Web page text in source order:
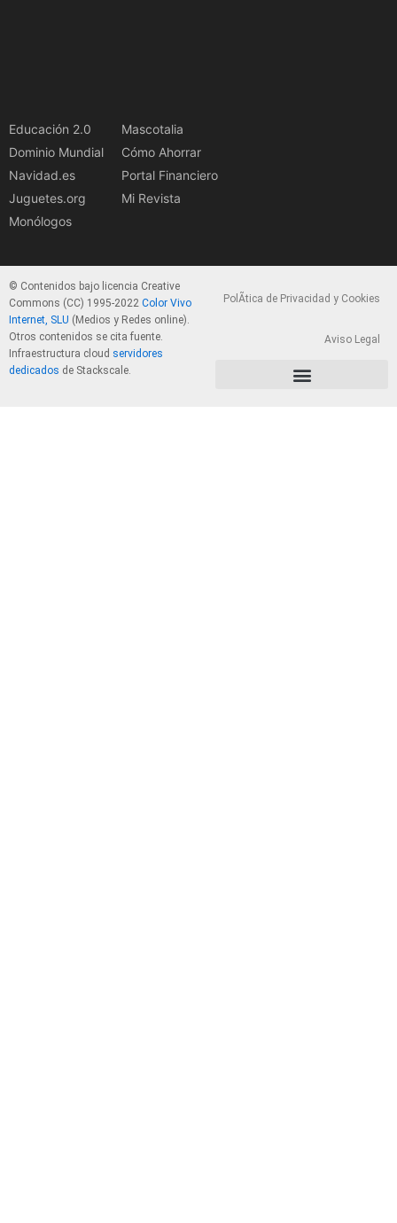
Educación 2.0
Dominio Mundial
Navidad.es
Juguetes.org
Monólogos
Mascotalia
Cómo Ahorrar
Portal Financiero
Mi Revista
© Contenidos bajo licencia Creative
Commons (CC) 1995-2022 Color Vivo
Internet, SLU (Medios y Redes online).
Otros contenidos se cita fuente.
Infraestructura cloud servidores
dedicados de Stackscale.
PolÃ­tica de Privacidad y Cookies
Aviso Legal